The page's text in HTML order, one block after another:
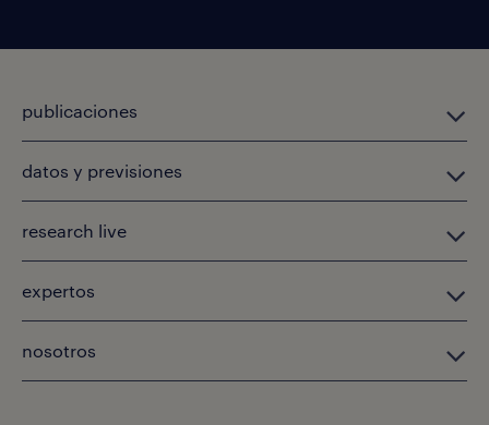
publicaciones
datos y previsiones
research live
expertos
nosotros